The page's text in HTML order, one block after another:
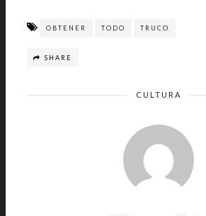
OBTENER TODO TRUCO
SHARE
CULTURA